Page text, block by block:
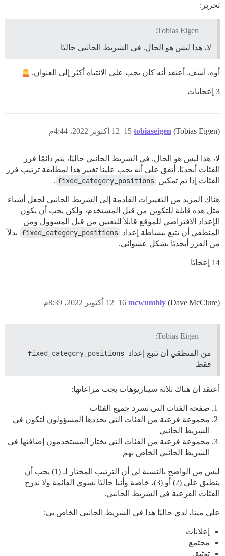
تحرير:
Tobias Eigen:
لا، هذا ليس هو الحال. في الشريط الجانبي حاليًا
أوه. آسف. أعتقد أنه كان يجب علي الانتباه أكثر إلى العنوان.
3 إعجابات
tobiaseigen (Tobias Eigen) 12 أكتوبر 2022، 4:44م 15
لا، هذا ليس هو الحال. في الشريط الجانبي حاليًا، يتم دائمًا فرز
الفئات أبجديًا. أتفق على أنه يجب علينا تغيير هذا لمطابقة ترتيب فرز
الفئات إذا تم تمكين fixed_category_positions
.
هناك المزيد من التغييرات القادمة إلى الشريط الجانبي لجعل أشياء
مثل هذه قابلة للتكوين من قبل المستخدم، ولكن يجب أن يكون
الإعداد الافتراضي للموقع قابلاً للتعيين من قبل المسؤول ومن
المنطقي أن يتبع ببساطة إعداد fixed_category_positions بدلاً
من الفرز أبجديًا بشكل عشوائي.
14 إعجابًا
mcwumbly (Dave McClure) 12 أكتوبر 2022، 8:39م 16
Tobias Eigen:
من المنطقي أن تتبع إعداد fixed_category_positions
فقط
أعتقد أن هناك ثلاثة سيناريوهات يجب مراعاتها:
صفحة الفئات التي تسرد جميع الفئات
مجموعة فرعية من الفئات التي يحددها المسؤولون لتكون في
الشريط الجانبي
مجموعة فرعية من الفئات التي يختار المستخدمون إضافتها في
الشريط الجانبي الخاص بهم
ليس من الواضح بالنسبة لي أن الترتيب المختار لـ (1) يجب أن
ينطبق على (2) أو (3)، خاصة وأننا حاليًا نسوي القائمة ولا ندرج
الفئات الفرعية في الشريط الجانبي.
على ميتا، لدي حاليًا هذا في الشريط الجانبي الخاص بي:
إعلانات
مجتمع
توثيق